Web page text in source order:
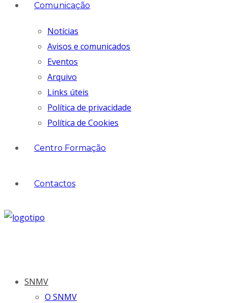
Comunicação
Notícias
Avisos e comunicados
Eventos
Arquivo
Links úteis
Política de privacidade
Política de Cookies
Centro Formação
Contactos
SNMV
O SNMV